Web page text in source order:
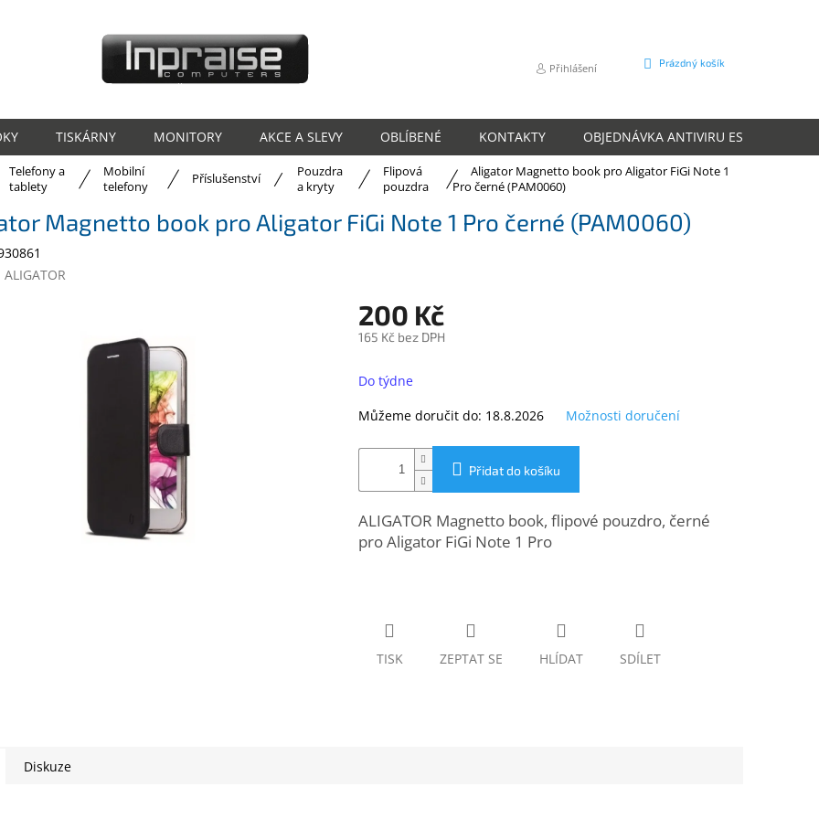
Přihlášení
NÁKUPNÍ
Prázdný košík
TISKÁRNY MONITORY AKCE A SLEVY OBLÍBENÉ KONTAKTY OBJEDNÁVKA ANTIVIRU ESET
Telefony a
tablety
Mobilní
telefony
Příslušenství
Pouzdra
a kryty
Flipová
pouzdra
Aligator Magnetto book pro Aligator FiGi Note 1
Pro černé (PAM0060)
Magnetto book pro Aligator FiGi Note 1 Pro černé (PAM0060)
ALIGATOR
200 Kč
165 Kč bez DPH
cena:
Do týdne
Můžeme doručit do: 18.8.2026 Možnosti doručení
Přidat do košíku
ALIGATOR Magnetto book, flipové pouzdro, černé
pro Aligator FiGi Note 1 Pro
TISK ZEPTAT SE HLÍDAT SDÍLET
Diskuze